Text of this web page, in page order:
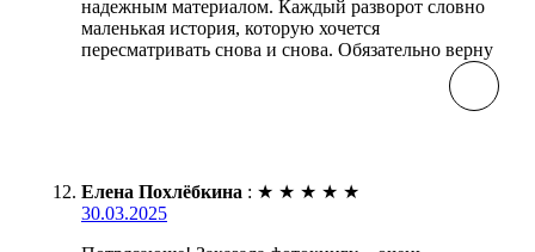
надежным материалом. Каждый разворот словно
маленькая история, которую хочется
пересматривать снова и снова. Обязательно верну
Елена Похлёбкина : ★ ★ ★ ★ ★
30.03.2025